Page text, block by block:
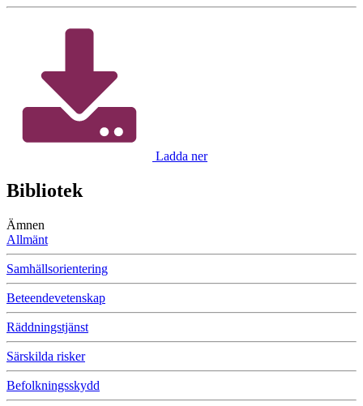
Ladda ner
Bibliotek
Ämnen
Allmänt
Samhällsorientering
Beteendevetenskap
Räddningstjänst
Särskilda risker
Befolkningsskydd